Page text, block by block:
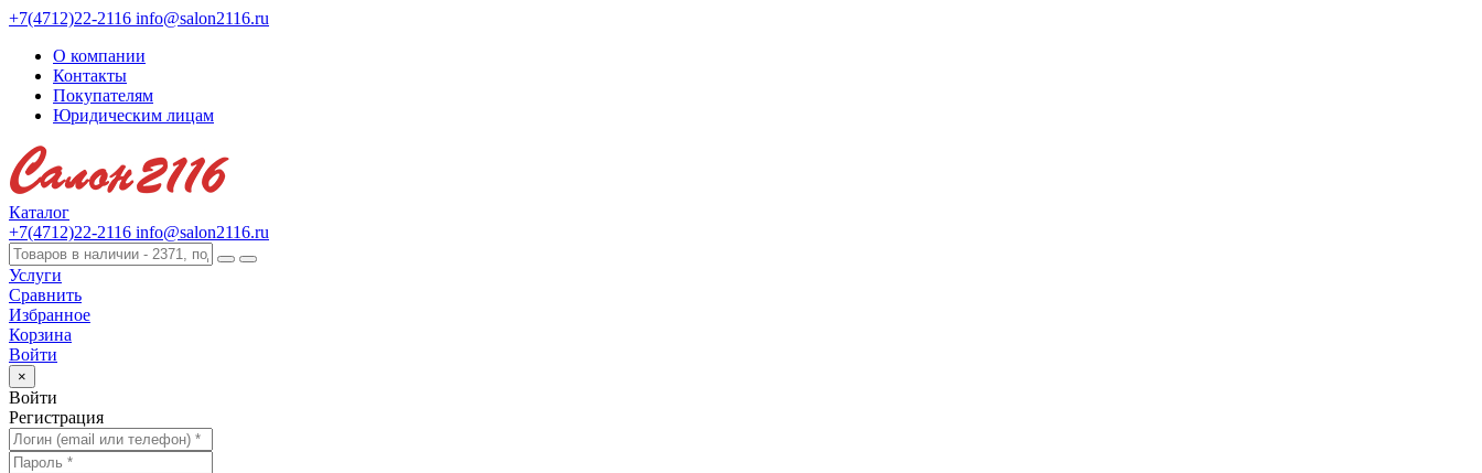
+7(4712)22-2116 info@salon2116.ru
О компании
Контакты
Покупателям
Юридическим лицам
Каталог
+7(4712)22-2116 info@salon2116.ru
Услуги
Сравнить
Избранное
Корзина
Войти
×
Войти
Регистрация